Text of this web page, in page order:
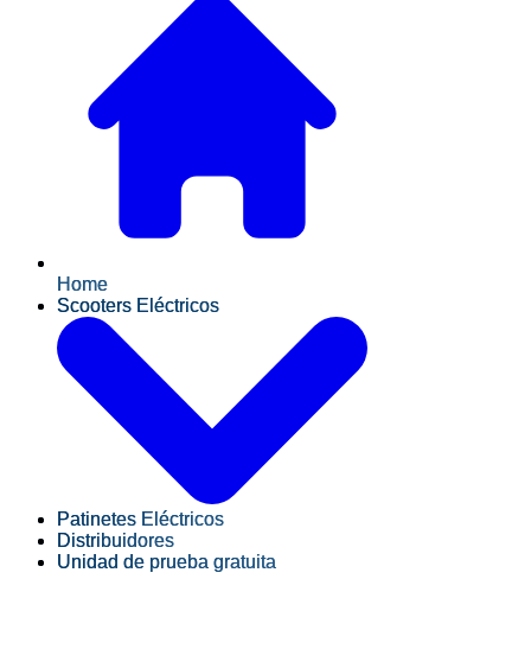
Home
Scooters Eléctricos
Patinetes Eléctricos
Distribuidores
Unidad de prueba gratuita